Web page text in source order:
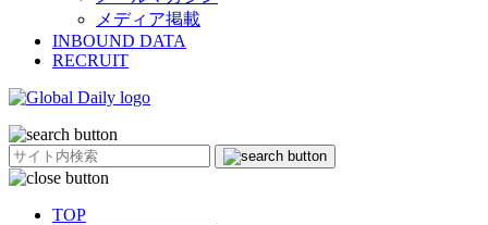
メディア掲載
INBOUND DATA
RECRUIT
TOP